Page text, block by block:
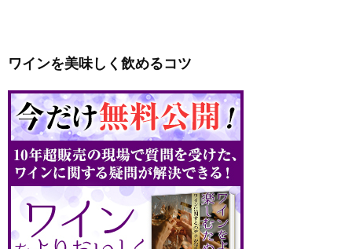
ワインを美味しく飲めるコツ